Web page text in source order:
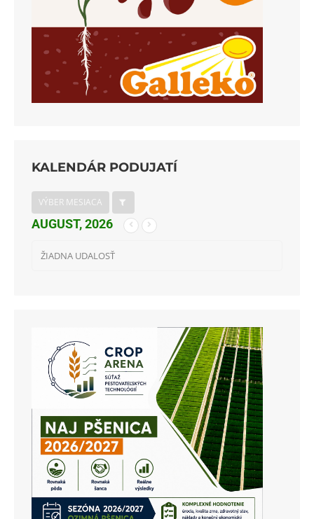
KALENDÁR PODUJATÍ
VÝBER MESIACA
AUGUST, 2026
ŽIADNA UDALOSŤ